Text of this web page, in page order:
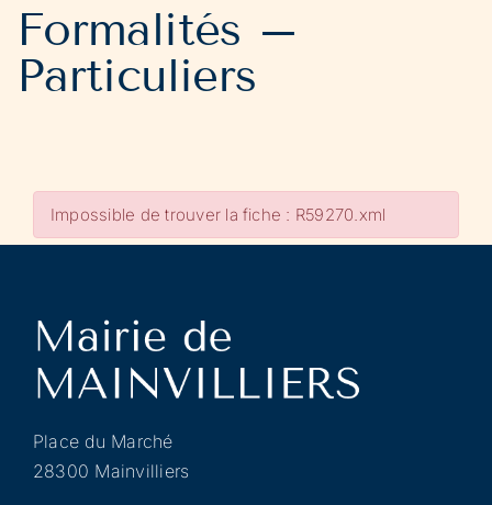
Formalités –
Particuliers
Impossible de trouver la fiche : R59270.xml
Place du Marché
28300 Mainvilliers